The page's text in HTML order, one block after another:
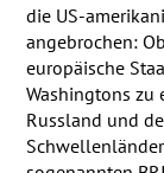
die US-
angebrochen:
europäische
Washingtons zu
Russland und